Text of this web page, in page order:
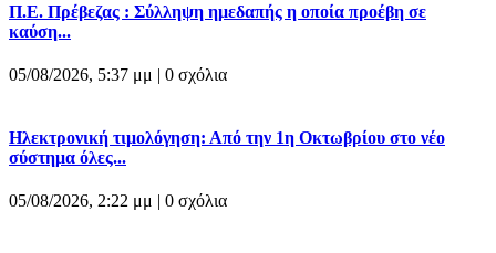
Π.Ε. Πρέβεζας : Σύλληψη ημεδαπής η οποία προέβη σε
καύση...
05/08/2026, 5:37 μμ | 0 σχόλια
Ηλεκτρονική τιμολόγηση: Από την 1η Οκτωβρίου στο νέο
σύστημα όλες...
05/08/2026, 2:22 μμ | 0 σχόλια